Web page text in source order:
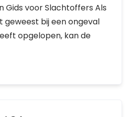
Gids voor Slachtoffers Als
bij een ongeval
opgelopen, kan de